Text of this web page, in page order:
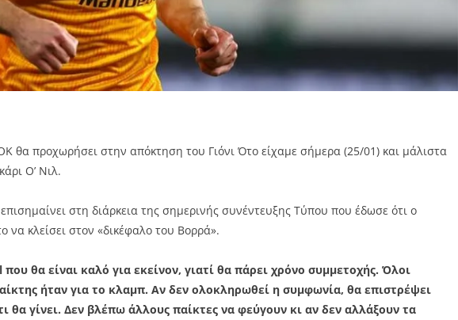
θα προχωρήσει στην απόκτηση του Γιόνι Ότο είχαμε σήμερα (25/01) και μάλιστα
Ο’ Νιλ.
στη διάρκεια της σημερινής συνέντευξης Τύπου που έδωσε ότι ο
να κλείσει στον «δικέφαλο του Βορρά».
που θα είναι καλό για εκείνον, γιατί θα πάρει χρόνο συμμετοχής. Όλοι
ήταν για το κλαμπ. Αν δεν ολοκληρωθεί η συμφωνία, θα επιστρέψει
θα γίνει. Δεν βλέπω άλλους παίκτες να φεύγουν κι αν δεν αλλάξουν τα